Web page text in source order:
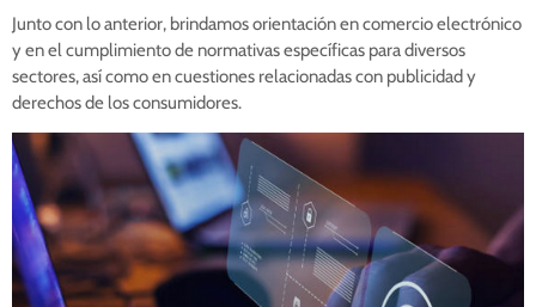
Junto con lo anterior, brindamos orientación en comercio electrónico
y en el cumplimiento de normativas específicas para diversos
sectores, así como en cuestiones relacionadas con publicidad y
derechos de los consumidores.